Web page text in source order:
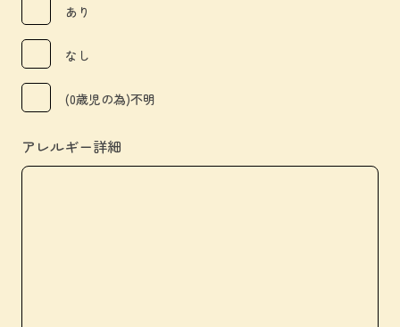
あり
なし
(0歳児の為)不明
アレルギー詳細